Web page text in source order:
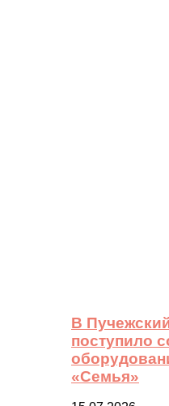
В
поступило
«Семья»